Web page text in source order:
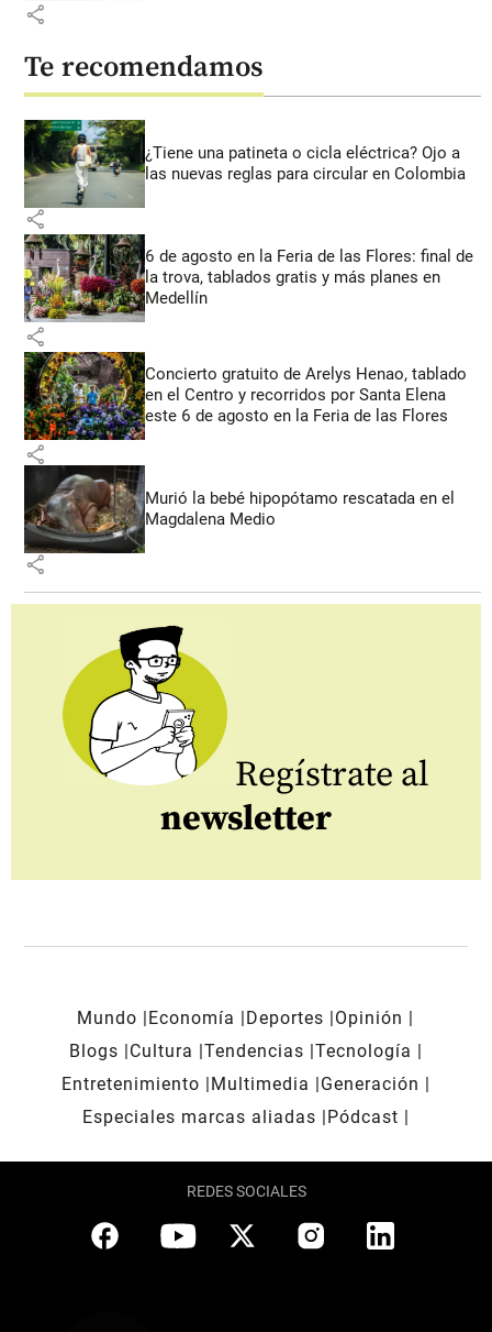
share
Te recomendamos
¿Tiene una patineta o cicla eléctrica? Ojo a
las nuevas reglas para circular en Colombia
share
6 de agosto en la Feria de las Flores: final de
la trova, tablados gratis y más planes en
Medellín
share
Concierto gratuito de Arelys Henao, tablado
en el Centro y recorridos por Santa Elena
este 6 de agosto en la Feria de las Flores
share
Murió la bebé hipopótamo rescatada en el
Magdalena Medio
share
Regístrate al
newsletter
Mundo Economía Deportes
Opinión
Blogs
Cultura Tendencias Tecnología
Entretenimiento
Multimedia
Generación
Especiales marcas aliadas
Pódcast
REDES SOCIALES